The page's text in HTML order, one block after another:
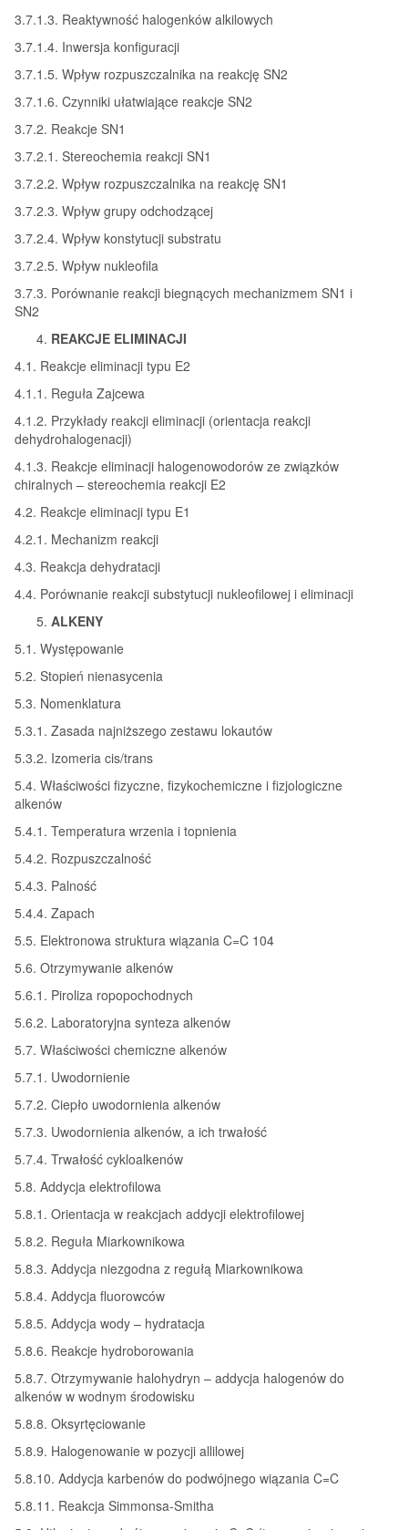
3.7.1.3. Reaktywność halogenków alkilowych
3.7.1.4. Inwersja konfiguracji
3.7.1.5. Wpływ rozpuszczalnika na reakcję SN2
3.7.1.6. Czynniki ułatwiające reakcje SN2
3.7.2. Reakcje SN1
3.7.2.1. Stereochemia reakcji SN1
3.7.2.2. Wpływ rozpuszczalnika na reakcję SN1
3.7.2.3. Wpływ grupy odchodzącej
3.7.2.4. Wpływ konstytucji substratu
3.7.2.5. Wpływ nukleofila
3.7.3. Porównanie reakcji biegnących mechanizmem SN1 i
SN2
REAKCJE ELIMINACJI
4.1. Reakcje eliminacji typu E2
4.1.1. Reguła Zajcewa
4.1.2. Przykłady reakcji eliminacji (orientacja reakcji
dehydrohalogenacji)
4.1.3. Reakcje eliminacji halogenowodorów ze związków
chiralnych – stereochemia reakcji E2
4.2. Reakcje eliminacji typu E1
4.2.1. Mechanizm reakcji
4.3. Reakcja dehydratacji
4.4. Porównanie reakcji substytucji nukleofilowej i eliminacji
ALKENY
5.1. Występowanie
5.2. Stopień nienasycenia
5.3. Nomenklatura
5.3.1. Zasada najniższego zestawu lokautów
5.3.2. Izomeria cis/trans
5.4. Właściwości fizyczne, fizykochemiczne i fizjologiczne
alkenów
5.4.1. Temperatura wrzenia i topnienia
5.4.2. Rozpuszczalność
5.4.3. Palność
5.4.4. Zapach
5.5. Elektronowa struktura wiązania C=C 104
5.6. Otrzymywanie alkenów
5.6.1. Piroliza ropopochodnych
5.6.2. Laboratoryjna synteza alkenów
5.7. Właściwości chemiczne alkenów
5.7.1. Uwodornienie
5.7.2. Ciepło uwodornienia alkenów
5.7.3. Uwodornienia alkenów, a ich trwałość
5.7.4. Trwałość cykloalkenów
5.8. Addycja elektrofilowa
5.8.1. Orientacja w reakcjach addycji elektrofilowej
5.8.2. Reguła Miarkownikowa
5.8.3. Addycja niezgodna z regułą Miarkownikowa
5.8.4. Addycja fluorowców
5.8.5. Addycja wody – hydratacja
5.8.6. Reakcje hydroborowania
5.8.7. Otrzymywanie halohydryn – addycja halogenów do
alkenów w wodnym środowisku
5.8.8. Oksyrtęciowanie
5.8.9. Halogenowanie w pozycji allilowej
5.8.10. Addycja karbenów do podwójnego wiązania C=C
5.8.11. Reakcja Simmonsa-Smitha